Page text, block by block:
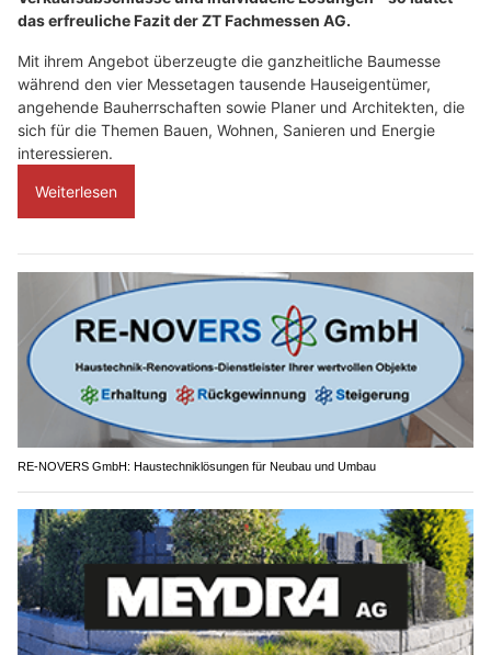
das erfreuliche Fazit der ZT Fachmessen AG.
Mit ihrem Angebot überzeugte die ganzheitliche Baumesse
während den vier Messetagen tausende Hauseigentümer,
angehende Bauherrschaften sowie Planer und Architekten, die
sich für die Themen Bauen, Wohnen, Sanieren und Energie
interessieren.
Weiterlesen
RE-NOVERS GmbH: Haustechniklösungen für Neubau und Umbau